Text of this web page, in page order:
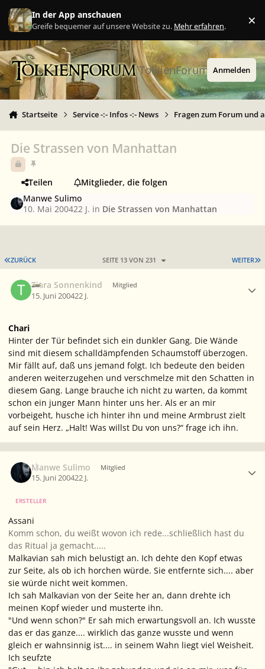
Zu Inhalt springen
In der App anschauen
Greife bequemer auf unsere Website zu. Mehr erfahren. ×
TolkienForum Anmelden
Startseite Service -:- Infos -:- News Fragen zum Forum und
Die Strassen von Manhattan
Teilen
Mitglieder, die folgen
Manwe Sulimo
10. Mai 200422 J. in Die Strassen von Manhattan
ERSTE SEITE
ZURÜCK WEITER
SEITE 13 VON 231
Tiara Sonnenkind Mitglied
15. Juni 200422 J.
Chari
Hinter der Tür befindet sich ein dunkler Gang. Die Wände
sind mit diesem schalldämpfenden Schaumstoff überzogen.
Mir fällt auf, daß uns jemand folgt. Ich bedeute den beiden
anderen weiterzugehen und verschmelze mit den Schatten in
diesem Gang. Lange brauche ich nicht zu warten, da kommt
schon ein junger Mann hinter uns her. Als er an mir
vorbeigeht, husche ich hinter ihn und meine Armbrust zielt
auf sein Herz. „Halt! Was willst Du von uns?“ frage ich ihn.
Manwe Sulimo Mitglied
15. Juni 200422 J.
ERSTELLER
Assani
Komm schon, du weißt wovon ich rede...schließlich hast du
das Ritual ja gemacht.....
Malkavian sah mich belustigt an. Ich dehte den Kopf etwas
zur Seite, als ob ich horchen würde. Sie entfernte sich.... aber
sie würde nicht weit kommen.
Ich sah Malkavian von der Seite her an, dann drehte ich
meinen Kopf wieder und musterte ihn.
"Und wenn schon?" Er sah mich erwartungsvoll an. Ich wusste
das er das ganze.... wirklich das ganze wusste und wenn
gleich er wahnsinnig ist.... in seinem Wahn liegt viel Weisheit.
Ich seufzte